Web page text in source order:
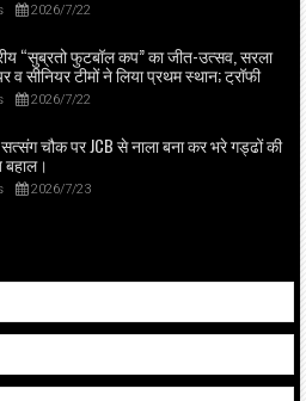
2026/7/22
“सुब्रतो फुटबॉल कप” का जीत-उत्सव, सरला
व सीनियर टीमों ने लिया प्रथम स्थान; ट्रॉफी
ने प्रदान की।
2026/7/22
सत्संग चौक पर JCB से नाला बना कर भरे गड्ढों की
बहाल।
2026/7/23